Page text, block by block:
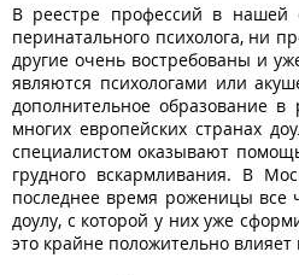
В реестре профессий в нашей
перинатального психолога, ни
другие очень востребованы и
являются психологами или
дополнительное образование
многих европейских странах
специалистом оказывают
грудного вскармливания. В
последнее время роженицы все
доулу, с которой у них уже
это крайне положительно